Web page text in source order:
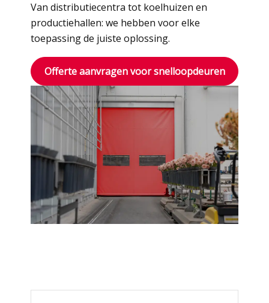
Van distributiecentra tot koelhuizen en
productiehallen: we hebben voor elke
toepassing de juiste oplossing.
Offerte aanvragen voor snelloopdeuren